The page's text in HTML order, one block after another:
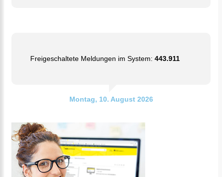
Freigeschaltete Meldungen im System: 443.911
Montag, 10. August 2026